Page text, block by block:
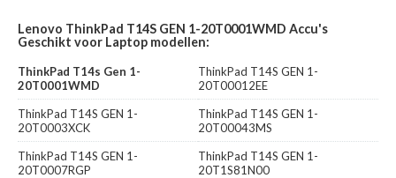
Lenovo ThinkPad T14S GEN 1-20T0001WMD Accu's
Geschikt voor Laptop modellen:
ThinkPad T14s Gen 1-
20T0001WMD
ThinkPad T14S GEN 1-
20T00012EE
ThinkPad T14S GEN 1-
20T0003XCK
ThinkPad T14S GEN 1-
20T00043MS
ThinkPad T14S GEN 1-
20T0007RGP
ThinkPad T14S GEN 1-
20T1S81N00